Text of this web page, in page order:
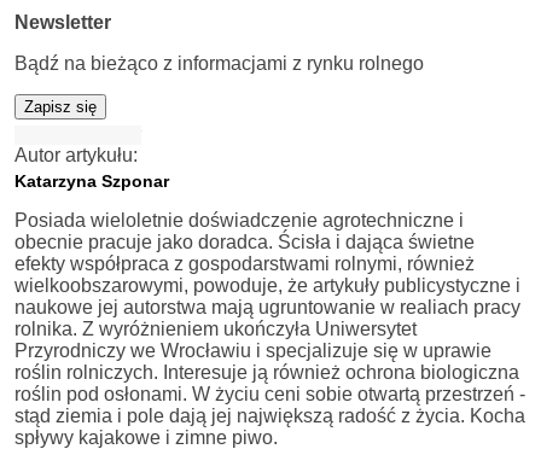
Newsletter
Bądź na bieżąco z informacjami z rynku rolnego
Zapisz się
Autor artykułu:
Katarzyna Szponar
Posiada wieloletnie doświadczenie agrotechniczne i
obecnie pracuje jako doradca. Ścisła i dająca świetne
efekty współpraca z gospodarstwami rolnymi, również
wielkoobszarowymi, powoduje, że artykuły publicystyczne i
naukowe jej autorstwa mają ugruntowanie w realiach pracy
rolnika. Z wyróżnieniem ukończyła Uniwersytet
Przyrodniczy we Wrocławiu i specjalizuje się w uprawie
roślin rolniczych. Interesuje ją również ochrona biologiczna
roślin pod osłonami. W życiu ceni sobie otwartą przestrzeń -
stąd ziemia i pole dają jej największą radość z życia. Kocha
spływy kajakowe i zimne piwo.